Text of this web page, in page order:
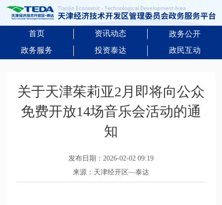
首页 资讯动态
政务公开
政务服务
投资泰达 政民互动
关于天津茱莉亚2月即将向公众
免费开放14场音乐会活动的通
知
发布日期：2026-02-02 09:19
来源：天津经开区—泰达